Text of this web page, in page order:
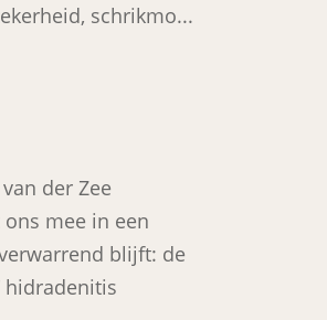
schrikmo...
der Zee
ons mee in een
blijft: de
hidradenitis